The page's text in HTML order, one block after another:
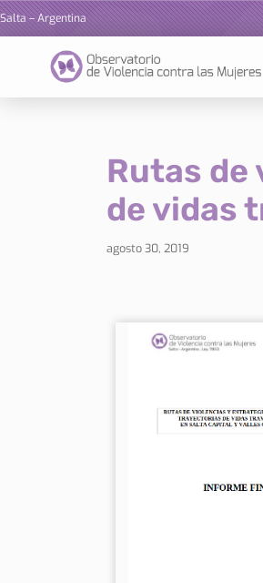
Salta – Argentina
Rutas
de vidas
agosto 30, 2019